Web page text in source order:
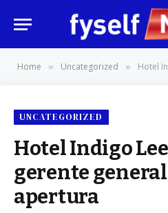
Home » Uncategorized » Hotel Indigo
UNCATEGORIZED
Hotel Indigo
gerente
apertura